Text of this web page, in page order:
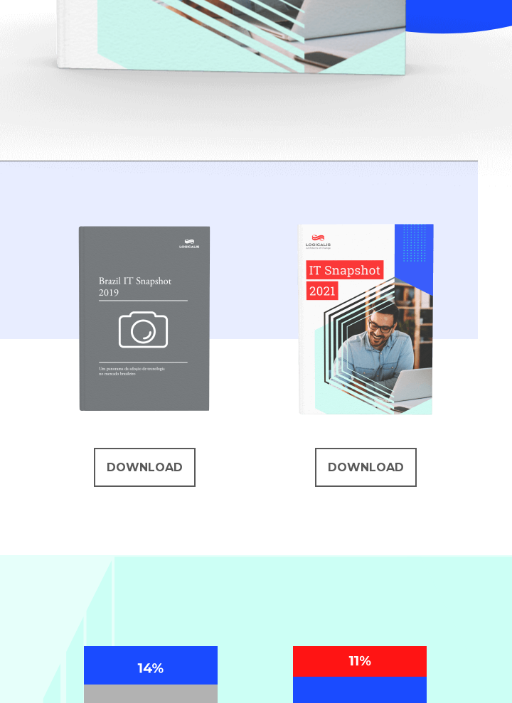
DOWNLOAD DOWNLOAD